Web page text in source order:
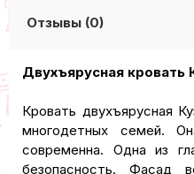
Отзывы (0)
Двухъярусная кровать
Кровать двухъярусная
многодетных семей.
современна. Одна из
безопасность. Фасад